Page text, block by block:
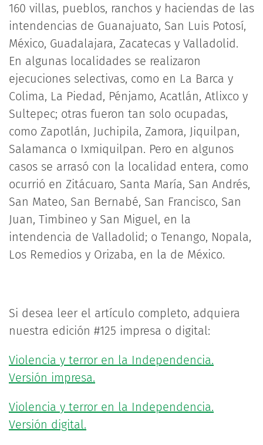
160 villas, pueblos, ranchos y haciendas de las
intendencias de Guanajuato, San Luis Potosí,
México, Guadalajara, Zacatecas y Valladolid.
En algunas localidades se realizaron
ejecuciones selectivas, como en La Barca y
Colima, La Piedad, Pénjamo, Acatlán, Atlixco y
Sultepec; otras fueron tan solo ocupadas,
como Zapotlán, Juchipila, Zamora, Jiquilpan,
Salamanca o Ixmiquilpan. Pero en algunos
casos se arrasó con la localidad entera, como
ocurrió en Zitácuaro, Santa María, San Andrés,
San Mateo, San Bernabé, San Francisco, San
Juan, Timbineo y San Miguel, en la
intendencia de Valladolid; o Tenango, Nopala,
Los Remedios y Orizaba, en la de México.
Si desea leer el artículo completo, adquiera
nuestra edición #125 impresa o digital:
Violencia y terror en la Independencia.
Versión impresa.
Violencia y terror en la Independencia.
Versión digital.